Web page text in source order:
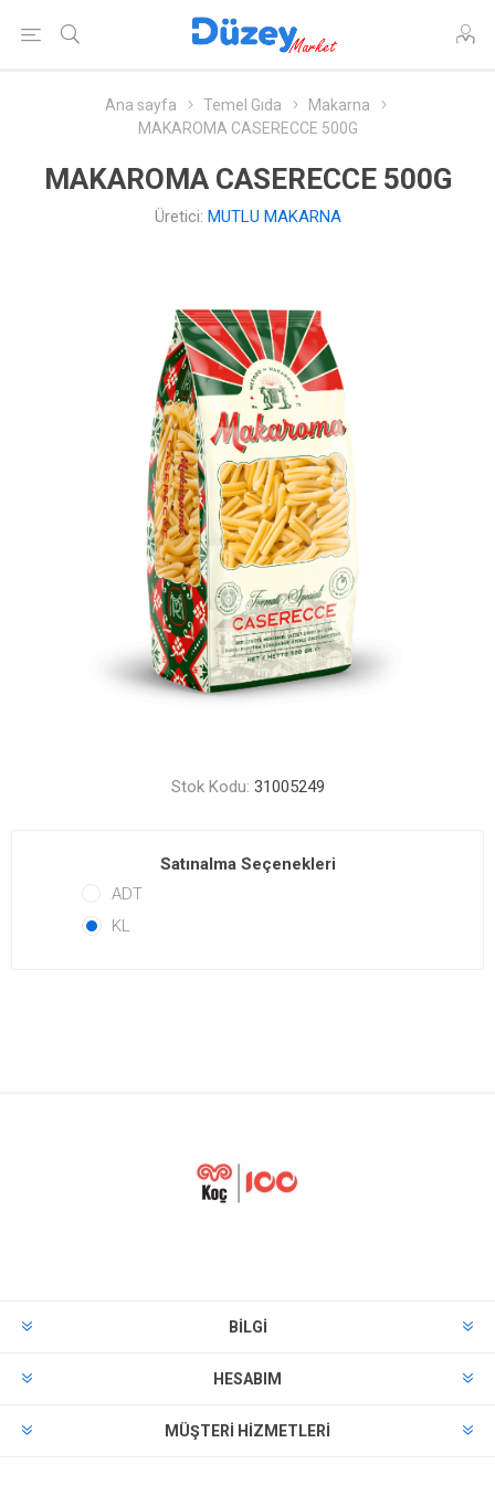
Ana sayfa Temel Gıda
Makarna
MAKAROMA CASERECCE 500G
MAKAROMA CASERECCE 500G
Üretici: MUTLU MAKARNA
Stok Kodu: 31005249
Satınalma Seçenekleri
ADT
KL
BILGI
HESABIM
MÜŞTERI HIZMETLERI